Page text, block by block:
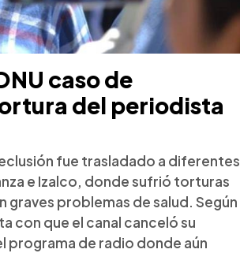
caso de
del periodista
fue trasladado a diferentes
e Izalco, donde sufrió torturas
problemas de salud. Según
con que el canal canceló su
programa de radio donde aún